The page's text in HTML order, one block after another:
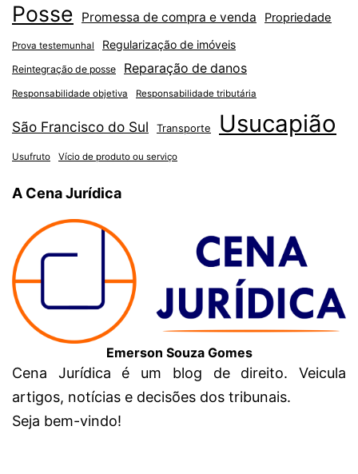
Posse Promessa de compra e venda Propriedade
Prova testemunhal Regularização de imóveis
Reintegração de posse Reparação de danos
Responsabilidade objetiva Responsabilidade tributária
São Francisco do Sul Transporte Usucapião
Usufruto Vício de produto ou serviço
A Cena Jurídica
Emerson Souza Gomes
Cena Jurídica é um blog de direito. Veicula
artigos, notícias e decisões dos tribunais.
Seja bem-vindo!